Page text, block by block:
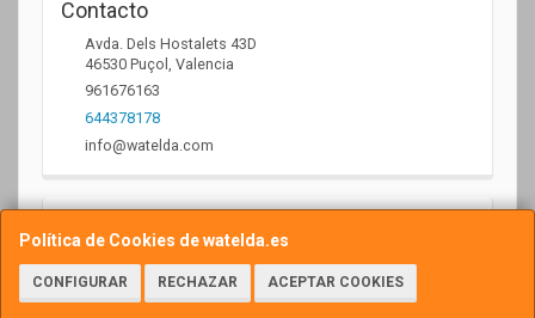
Política de Cookies de watelda.es
CONFIGURAR RECHAZAR ACEPTAR COOKIES
Contacto
Avda. Dels Hostalets 43D
46530 Puçol Valencia
961676163
644378178
info@watelda.com